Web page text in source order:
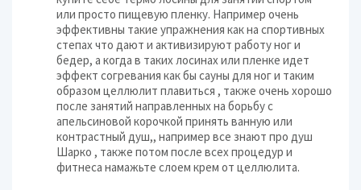
или просто пищевую пленку. Например очень
эффективны такие упражнения как на спортивных
степах что дают и активизируют работу ног и
бедер, а когда в таких лосинах или пленке идет
эффект согревания как бы сауны для ног и таким
образом целлюлит плавиться , также очень хорошо
после занятий направленных на борьбу с
апельсиновой корочкой принять ванную или
контрастный душ,, например все знают про душ
Шарко , также потом после всех процедур и
фитнеса намажьте слоем крем от целлюлита.